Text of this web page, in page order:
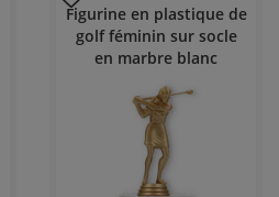
Figurine en plastique de
golf féminin sur socle
en marbre blanc